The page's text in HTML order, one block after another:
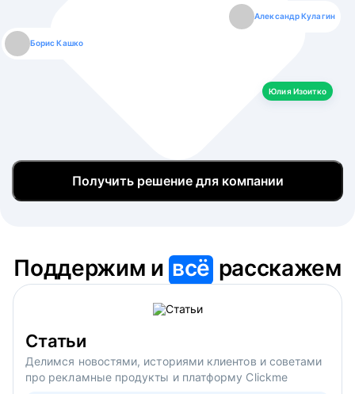
Борис Кашко
Александр Кулагин
Юлия Изоитко
Юлия Изоитко
Даниил Макаров
Александр Кулагин
Екатерина Лазаренко
Даниил Макаров
Борис Кашко
Екатерина Лазаренко
Юлия Изоитко
Получить решение для компании
Поддержим ивсё расскажем
Статьи
Делимся новостями, историями клиентов и советами
про рекламные продукты и платформу Clickme